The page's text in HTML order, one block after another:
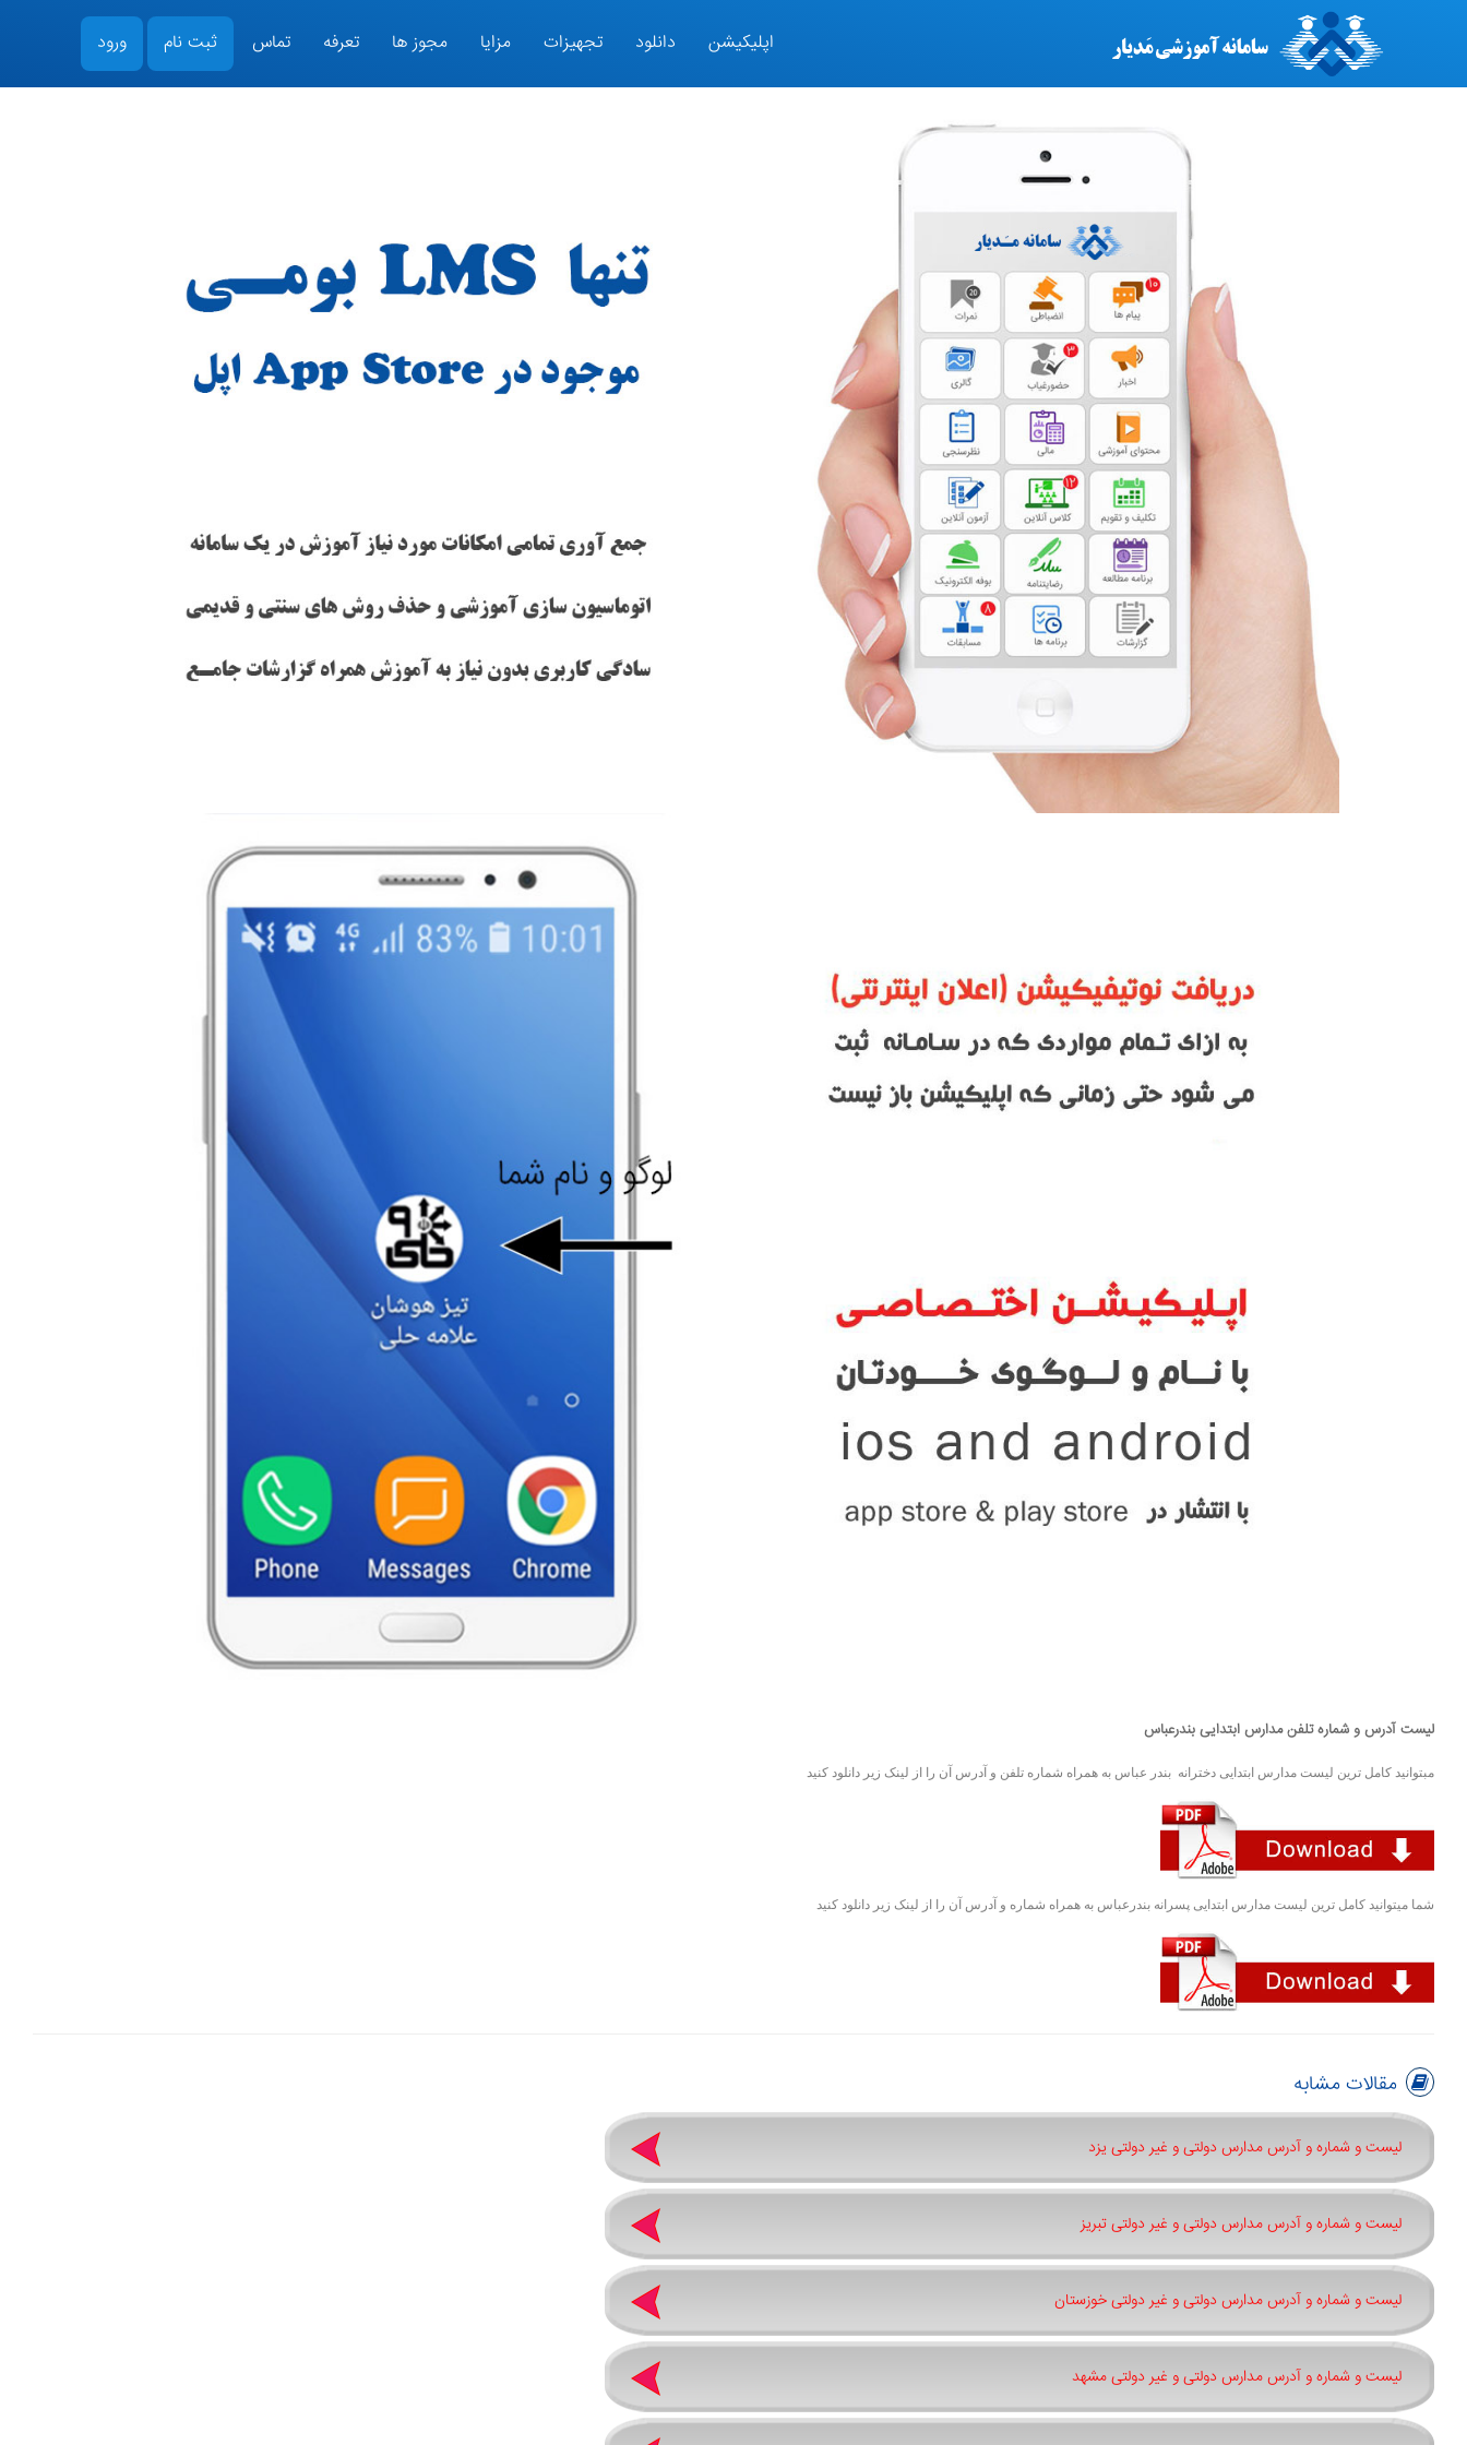
اپلیکیشن دانلود تجهیزات مزایا مجوز ها تعرفه تماس ثبت نام ورود
لیست آدرس و شماره تلفن مدارس ابتدایی بندرعباس
مبتوانید کامل ترین لیست مدارس ابتدایی دخترانه بندر عباس به همراه شماره تلفن و آدرس آن را از لینک زیر دانلود کنید
شما میتوانید کامل ترین لیست مدارس ابتدایی پسرانه بندرعباس به همراه شماره و آدرس آن را از لینک زیر دانلود کنید
مقالات مشابه
لیست و شماره و آدرس مدارس دولتی و غیر دولتی یزد
لیست و شماره و آدرس مدارس دولتی و غیر دولتی تبریز
لیست و شماره و آدرس مدارس دولتی و غیر دولتی خوزستان
لیست و شماره و آدرس مدارس دولتی و غیر دولتی مشهد